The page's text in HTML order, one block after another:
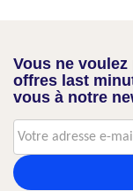
Vous ne
offres last
vous à notre